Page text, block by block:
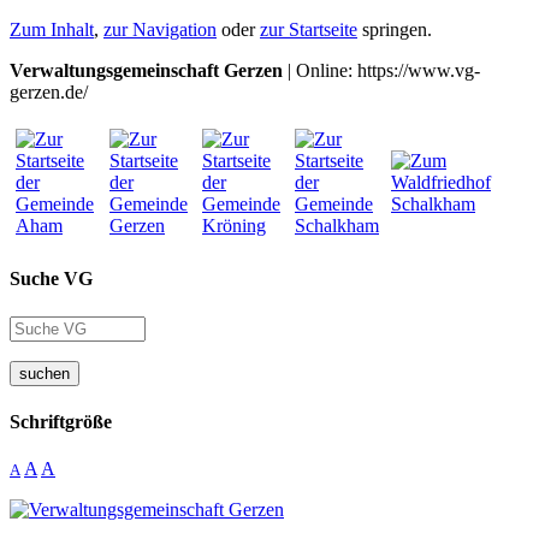
Zum Inhalt, zur Navigation oderzur Startseite springen.
Verwaltungsgemeinschaft Gerzen | Online: https://www.vg-
gerzen.de/
Suche VG
suchen
Schriftgröße
A A A